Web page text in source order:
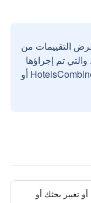
التقييمات من
تم إجراؤها
بواسطة مستخدمين حقيقيين مع HotelsCombined أو
تغيير بحثك أو